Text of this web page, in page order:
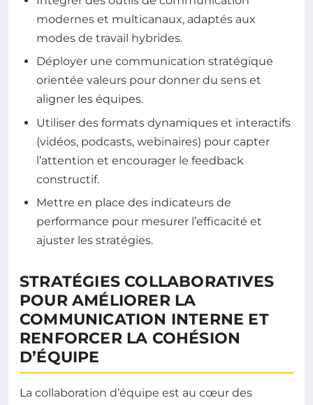
modernes et multicanaux, adaptés aux
modes de travail hybrides.
Déployer une communication stratégique
orientée valeurs pour donner du sens et
aligner les équipes.
Utiliser des formats dynamiques et interactifs
(vidéos, podcasts, webinaires) pour capter
l’attention et encourager le feedback
constructif.
Mettre en place des indicateurs de
performance pour mesurer l’efficacité et
ajuster les stratégies.
STRATÉGIES COLLABORATIVES
POUR AMÉLIORER LA
COMMUNICATION INTERNE ET
RENFORCER LA COHÉSION
D’ÉQUIPE
La collaboration d’équipe est au cœur des